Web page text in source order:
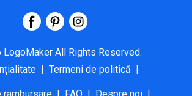
LogoMaker All Rights Reserved.
| Termeni de politică |